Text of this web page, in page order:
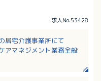
求人No.53428
居宅介護事業所にて
アマネジメント業務全般